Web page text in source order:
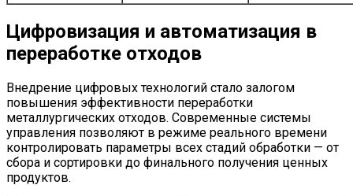
Цифровизация и автоматизация в
переработке отходов
Внедрение цифровых технологий стало залогом
повышения эффективности переработки
металлургических отходов. Современные системы
управления позволяют в режиме реального времени
контролировать параметры всех стадий обработки — от
сбора и сортировки до финального получения ценных
продуктов.